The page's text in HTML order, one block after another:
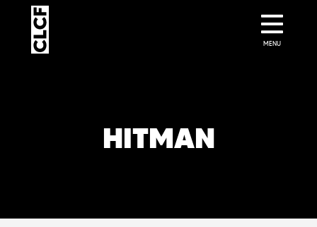
HITMAN
MENU